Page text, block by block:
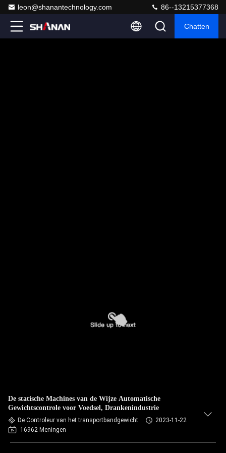
leon@shanantechnology.com 86--13215377368
Chatten
De statische Machines van de Wijze Automatische
Gewichtscontrole voor Voedsel, Drankenindustrie
De Controleur van het transportbandgewicht
2023-11-22
16962 Meningen